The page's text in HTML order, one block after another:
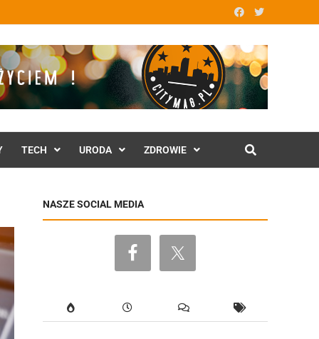
TECH URODA ZDROWIE
NASZE SOCIAL MEDIA